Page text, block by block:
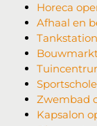
Horeca
Afhaal en
Zwembad
Kapsalon